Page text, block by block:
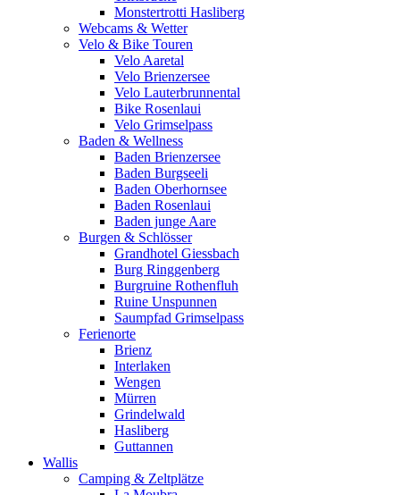
Monstertrotti Hasliberg
Webcams & Wetter
Velo & Bike Touren
Velo Aaretal
Velo Brienzersee
Velo Lauterbrunnental
Bike Rosenlaui
Velo Grimselpass
Baden & Wellness
Baden Brienzersee
Baden Burgseeli
Baden Oberhornsee
Baden Rosenlaui
Baden junge Aare
Burgen & Schlösser
Grandhotel Giessbach
Burg Ringgenberg
Burgruine Rothenfluh
Ruine Unspunnen
Saumpfad Grimselpass
Ferienorte
Brienz
Interlaken
Wengen
Mürren
Grindelwald
Hasliberg
Guttannen
Wallis
Camping & Zeltplätze